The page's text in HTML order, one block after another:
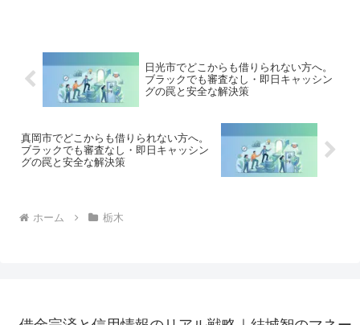
日光市でどこからも借りられない方へ。
ブラックでも審査なし・即日キャッシン
グの罠と安全な解決策
真岡市でどこからも借りられない方へ。
ブラックでも審査なし・即日キャッシン
グの罠と安全な解決策
ホーム 栃木